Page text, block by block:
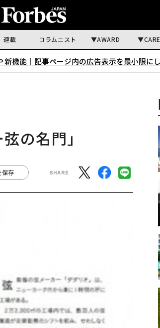
連載 コラムニスト AWARD
新機能｜ 記事ページ内の広告表示を最小限に
の名門」
保存